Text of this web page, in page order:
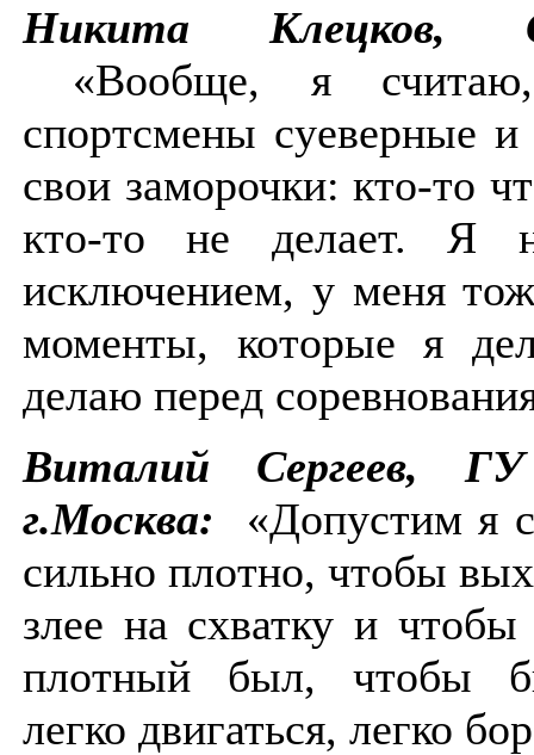
Никита Клецков,
«Вообще, я
спортсмены суеверные и
свои заморочки: кто-то
кто-то не делает. Я
исключением, у меня
моменты, которые я
делаю перед
Виталий Сергеев,
г.Москва: «Допустим я
сильно плотно, чтобы
злее на схватку и
плотный был, чтобы
легко двигаться, легко